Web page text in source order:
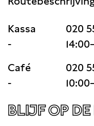
Kassa
020
-
Café
020
-
BLIJF OP